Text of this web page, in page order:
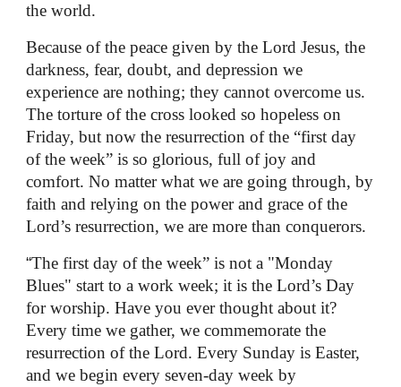
the world.
Because of the peace given by the Lord Jesus, the
darkness, fear, doubt, and depression we
experience are nothing; they cannot overcome us.
The torture of the cross looked so hopeless on
Friday, but now the resurrection of the “first day
of the week” is so glorious, full of joy and
comfort. No matter what we are going through, by
faith and relying on the power and grace of the
Lord’s resurrection, we are more than conquerors.
“The first day of the week” is not a "Monday
Blues" start to a work week; it is the Lord’s Day
for worship. Have you ever thought about it?
Every time we gather, we commemorate the
resurrection of the Lord. Every Sunday is Easter,
and we begin every seven-day week by